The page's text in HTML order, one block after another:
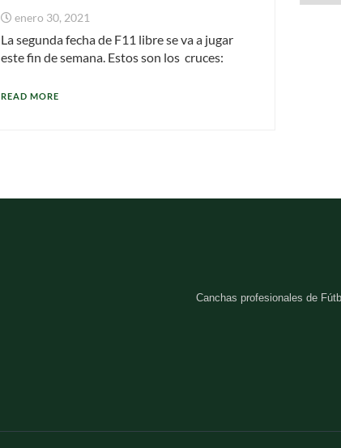
enero 30, 2021
La segunda fecha de F11 libre se va a jugar
este fin de semana. Estos son los cruces:
READ MORE
Canchas profesionales de